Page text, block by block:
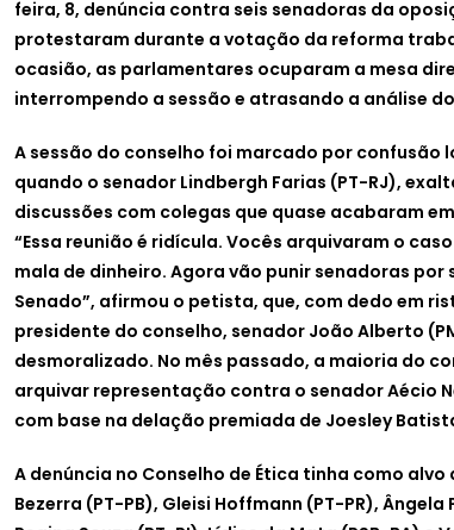
feira, 8, denúncia contra seis senadoras da
protestaram durante a votação da reforma
ocasião, as parlamentares ocuparam a mesa
interrompendo a sessão e atrasando a análise
A sessão do conselho foi marcado por confusão
quando o senador Lindbergh Farias (PT-RJ),
discussões com colegas que quase acabaram
“Essa reunião é ridícula. Vocês arquivaram o
mala de dinheiro. Agora vão punir senadoras por
Senado”, afirmou o petista, que, com dedo em
presidente do conselho, senador João Alberto
desmoralizado. No mês passado, a maioria do
arquivar representação contra o senador Aécio
com base na delação premiada de Joesley
A denúncia no Conselho de Ética tinha como
Bezerra (PT-PB), Gleisi Hoffmann (PT-PR), Ângela